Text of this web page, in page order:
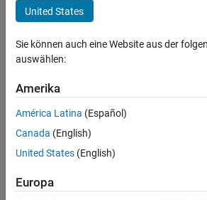
function
that
the input
arguments
of another
function
handle
United States
Sie können auch eine Website aus der
auswählen:
Amerika
América Latina (Español)
Canada (English)
United States (English)
Europa